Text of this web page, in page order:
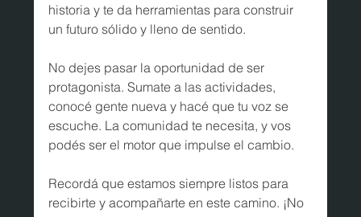
historia y te da herramientas para construir
un futuro sólido y lleno de sentido.
No dejes pasar la oportunidad de ser
protagonista. Sumate a las actividades,
conocé gente nueva y hacé que tu voz se
escuche. La comunidad te necesita, y vos
podés ser el motor que impulse el cambio.
Recordá que estamos siempre listos para
recibirte y acompañarte en este camino. ¡No